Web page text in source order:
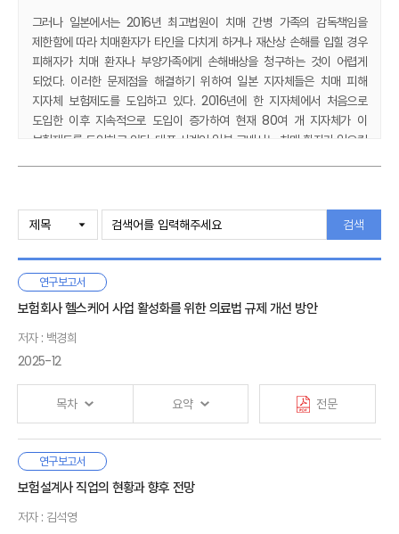
그러나 일본에서는 2016년 최고법원이 치매 간병 가족의 감독책임을
제한함에 따라 치매환자가 타인을 다치게 하거나 재산상 손해를 입힐 경우
피해자가 치매 환자나 부양가족에게 손해배상을 청구하는 것이 어렵게
되었다. 이러한 문제점을 해결하기 위하여 일본 지자체들은 치매 피해
지자체 보험제도를 도입하고 있다. 2016년에 한 지자체에서 처음으로
도입한 이후 지속적으로 도입이 증가하여 현재 80여 개 지자체가 이
보험제도를 도입하고 있다. 대표 사례인 일본 고베시는 치매 환자가 일으킨
피해 복구를 지원하고 있다. 또한 치매 환자 신체 상해보험과 실화보험을
제공하며, 가족 여행이나 방문 등을 상정해 타 지역에서 발생한 사고도
보장하고 있다.
이러한 일본 사례는 치매 사고에 의한 손해배상 사각지대를 개선하고,
간병비 부담의 사회적 분담을 통한 치매 부양가족의 부담을 경감하고
있다는 점에서 시사하는 바가 크다.
이에 우리나라에서도 손해배상책임의 사각지대에서 발생한 치매 환자의
가해 사고로부터 환자 가족의 걱정과 부담을 줄이고 주민의 생존권을
보호하기 위해 지자체가 일본과 같이 민영보험을 활용한 피해자 구제
제도를 도입할 필요가 있다. 지자체가 이 보험제도를 도입하려면 우선 도입
목적과 법적 근거를 마련하고, 치매 유병률에 따라 가입 대상지역을
점진적으로 확장하며, 행정 효율성과 위험관리 차원에서 보험사업자의
상품에 가입하는 위탁 방안을 검토해야 한다. 또한 고베시 사례처럼 복층
정부가 이 보험을 치매 관리 사업의 일환으로 채택하는 등 정책적 지원도
1. 연구 배경
2. 연구 목적과 범위
Ⅱ. 국내 치매 현황과 피해자 손해배상 체계
1. 국내 치매 현황
3. 국내 피해자 손해배상 체계와 문제점
4. 국내 치매 관련 유사보험과 비교
Ⅲ. 일본 치매 피해 판결과 대응 및 사례
2. 국내 치매 사고 현황과 위험 유형
3. 국내 피해자 손해배상 체계와 문제점
4. 국내 치매 관련 유사보험과 비교
검색
연구보고서
보험회사 헬스케어 사업 활성화를 위한 의료법 규제 개선 방안
저자 : 백경희
2025-12
목차 요약 전문
헬스케어는 가장 넓은 의미의 건강관리로, 운동이나 식습관, 체중
감량과 같은 일상적인 건강관리와 질병의 진단, 치료, 관리까지
이외의 영역이 혼재한다.
Ⅰ. 서론
연구보고서
보험설계사 직업의 현황과 향후 전망
저자 : 김석영